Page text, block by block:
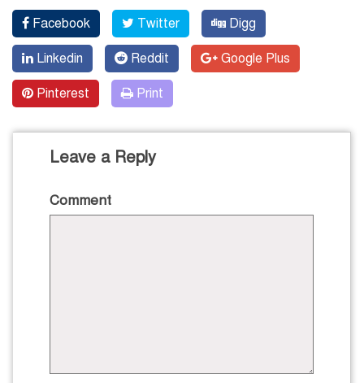
Facebook Twitter Digg
Linkedin Reddit Google Plus
Pinterest Print
Leave a Reply
Comment